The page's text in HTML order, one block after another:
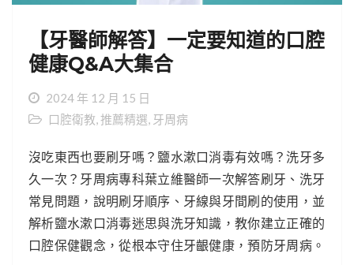
【牙醫師解答】一定要知道的口腔
健康Q&A大集合
2024 年 12 月 15 日
口腔衛教,推薦精選, 牙周病
沒吃東西也要刷牙嗎？鹽水漱口消毒有效嗎？洗牙多
久一次？牙周病專科葉立維醫師一次解答刷牙、洗牙
常見問題，說明刷牙順序、牙線與牙間刷的使用，並
解析鹽水漱口消毒迷思與洗牙知識，教你建立正確的
口腔保健觀念，從根本守住牙齦健康，預防牙周病。